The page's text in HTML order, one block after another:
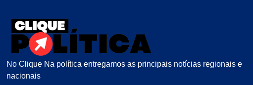
No Clique Na política entregamos as principais notícias regionais e
nacionais